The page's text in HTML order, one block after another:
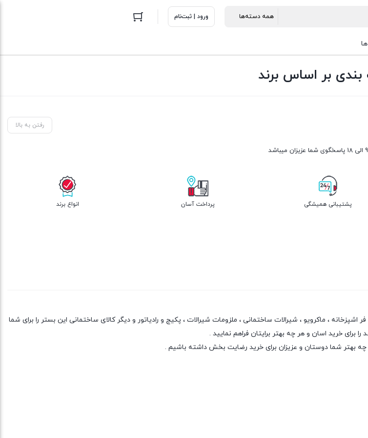
ورود | ثبت‌نام
بر اساس برند
رفتن به بالا
پشتیبانی همیشگی پرداخت آسان انواع برند
، ماکرویو ، شیرالات ساختمانی ، ملزومات شیرالات ، پکیج و رادیاتور و دیگر کالای ساختمانی این بستر را برای شما
برای خرید اسان و هر چه بهتر برایتان فراهم نمایید .
بهتر شما دوستان و عزیزان برای خرید رضایت بخش داشته باشیم .